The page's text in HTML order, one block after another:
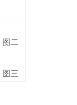
图二
图三